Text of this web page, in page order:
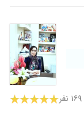
۱۶۹ نفر